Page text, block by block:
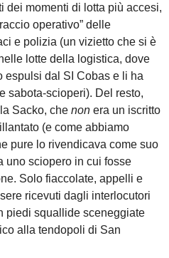
dei momenti di lotta più accesi,
operativo” delle
e polizia (un vizietto che si è
lotte della logistica, dove
espulsi dal SI Cobas e li ha
sabota-scioperi). Del resto,
Sacko, che non era un iscritto
(e come abbiamo
pure lo rivendicava come suo
uno sciopero in cui fosse
Solo fiaccolate, appelli e
ricevuti dagli interlocutori
piedi squallide sceneggiate
alla tendopoli di San